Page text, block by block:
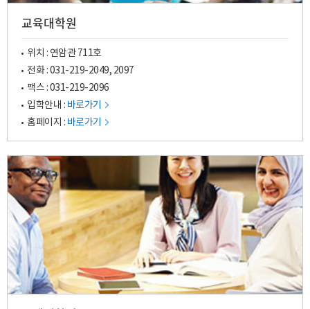
교육대학원
위치 : 연암관 711호
전화 :031-219-2049, 2097
팩스 : 031-219-2096
입학안내 : 바로가기
홈페이지 : 바로가기